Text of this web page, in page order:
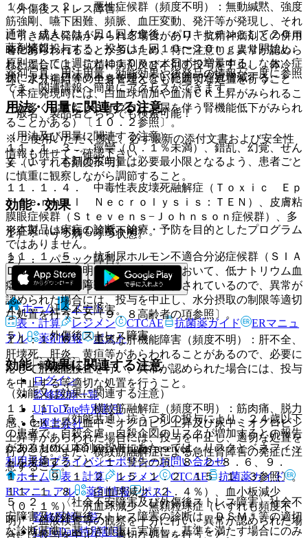
１１．１．２． 悪性症候群（頻度不明）：無動緘黙、強度
筋強剛、嚥下困難、頻脈、血圧変動、発汗等が発現し、それ
に引き続き発熱がみられる場合があり、抗精神病剤との併用
時にあらわれることが多いため、特に注意し、異常が認めら
れた場合には、抗精神病剤及び本剤の投与を中止し、体冷
却、水分補給等の全身管理とともに適切な処置を行うこと
（本症発現時には、白血球増加や血清ＣＫ上昇がみられるこ
とが多く、また、ミオグロビン尿を伴う腎機能低下がみられ
ることがある）〔１０．２参照〕。
１１．１．３． 痙攣（０．１％未満）、錯乱、幻覚、せん
妄（いずれも頻度不明）。
１１．１．４． 中毒性表皮壊死融解症（Ｔｏｘｉｃ Ｅｐ
ｉｄｅｒｍａｌ Ｎｅｃｒｏｌｙｓｉｓ：ＴＥＮ）、皮膚粘
膜眼症候群（Ｓｔｅｖｅｎｓ−Ｊｏｈｎｓｏｎ症候群）、多
形紅斑（いずれも頻度不明）。
１１．１．５． 抗利尿ホルモン不適合分泌症候群（ＳＩＡ
ＤＨ）（頻度不明）：主に高齢者において、低ナトリウム血
症、痙攣等があらわれることが報告されているので、異常が
認められた場合には、投与を中止し、水分摂取の制限等適切
な処置を行うこと〔９．８高齢者の項参照〕。
１１．１．６． 重篤な肝機能障害（頻度不明）：肝不全、
肝壊死、肝炎、黄疸等があらわれることがあるので、必要に
応じて肝機能検査を行い、異常が認められた場合には、投与
を中止する等適切な処置を行うこと。
１１．１．７． 横紋筋融解症（頻度不明）：筋肉痛、脱力
感、ＣＫ上昇、血中ミオグロビン上昇及び尿中ミオグロビン
上昇等があらわれた場合には、投与を中止し、適切な処置を
行うこと。また、横紋筋融解症による急性腎障害の発症に注
意すること。
１１．１．８． 白血球減少（２．４％）、血小板減少
（０．１％）、汎血球減少、無顆粒球症（いずれも頻度不
明）：血液検査等の観察を十分に行い、異常が認められた場
合には投与を中止し、適切な処置を行うこと。
〈外傷後ストレス障害〉
通常、成人には１日１回夕食後、パロキセチンとして２０ｍ
ｇを経口投与する。投与は１回１０〜２０ｍｇより開始し、
原則として１週ごとに１０ｍｇ／日ずつ増量する。なお、症
状により１日４０ｍｇを超えない範囲で適宜増減する。
用法・用量に関連する注意
（用法及び用量に関連する注意）
７．１． 本剤の投与量は必要最小限となるよう、患者ごと
に慎重に観察しながら調節すること。
効能・効果
１）． うつ病・うつ状態。
２）． パニック障害。
３）． 強迫性障害。
４）． 社会不安障害。
５）． 外傷後ストレス障害。
効能・効果に関連する注意
（効能又は効果に関連する注意）
５．１． 〈効能共通〉抗うつ剤の投与により、２４歳以下
の患者で、自殺念慮、自殺企図のリスクが増加するとの報告
があるため、本剤の投与にあたっては、リスクとベネフィッ
トを考慮すること〔１．警告の項、８．２−８．６、９．
１．１、９．１．２、１５．１．２、１５．１．３参照〕。
５．２． 〈社会不安障害及び外傷後ストレス障害〉社会不
安障害及び外傷後ストレス障害の診断は、ＤＳＭ＊等の適切
な診断基準に基づき慎重に実施し、基準を満たす場合にのみ
薬剤情報
薬剤写真、用法用量、効能効果や後発品の情報が一度に参照
でき、関連情報へ簡単にアクセスができます。
一般名、製品名どちらでも検索可能！
※ ご使用いただく際に、必ず最新の添付文書および安全性
情報も併せてご確認下さい。
※本製品は疾病の診断・治療・予防を目的としたプログラム
ではありません。
ホーム
ノート
表・計算
レジメン CTCAE 抗菌薬ガイド
ERマニュ
アル
薬剤情報 ポスト
新規登録
ログイン
監修医師一覧
UpToDate特別割引
運営会社
© 2021 HOKUTO Inc. All rights reserved.
利用規約プライバシーポリシーお問い合わせ
ホーム
表・計算 レジメン CTCAE
抗菌薬ガイド
ERマニュアル
薬剤情報 ポスト
監修医師一覧
UpToDate特別割引